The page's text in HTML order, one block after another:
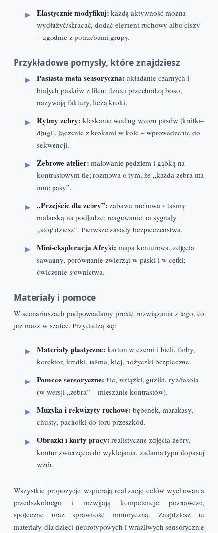
Elastycznie modyfikuj: każdą aktywność można
wydłużyć/skracać, dodać element ruchowy albo ciszy
– zgodnie z potrzebami grupy.
Przykładowe pomysły, które znajdziesz
Pasiasta mata sensoryczna: układanie czarnych i
białych pasków z filcu; dzieci przechodzą boso,
nazywają faktury, liczą kroki.
Rytmy zebry: klaskanie według wzoru pasów (krótki–
długi), łączenie z krokami w kole – wprowadzenie do
sekwencji.
Zebrowe atelier: malowanie pędzlem i gąbką na
kontrastowym tle; rozmowa o tym, że „każda zebra ma
inne pasy”.
„Przejście dla zebry”: zabawa ruchowa z taśmą
malarską na podłodze; reagowanie na sygnały
„stój/idziesz”. Pierwsze zasady bezpieczeństwa.
Mini-eksploracja Afryki: mapa konturowa, zdjęcia
sawanny, porównanie zwierząt w paski i w cętki;
ćwiczenie słownictwa.
Materiały i pomoce
W scenariuszach podpowiadamy proste rozwiązania z tego, co
już masz w szafce. Przydadzą się:
Materiały plastyczne: karton w czerni i bieli, farby,
korektor, kredki, taśma, klej, nożyczki bezpieczne.
Pomoce sensoryczne: filc, wstążki, guziki, ryż/fasola
(w wersji „zebra” – mieszanie kontrastów).
Muzyka i rekwizyty ruchowe: bębenek, marakasy,
chusty, pachołki do toru przeszkód.
Obrazki i karty pracy: realistyczne zdjęcia zebry,
kontur zwierzęcia do wyklejania, zadania typu dopasuj
wzór.
Wszystkie propozycje wspierają realizację celów wychowania
przedszkolnego i rozwijają kompetencje poznawcze,
społeczne oraz sprawność motoryczną. Znajdziesz tu
materiały dla dzieci neurotypowych i wrażliwych sensorycznie